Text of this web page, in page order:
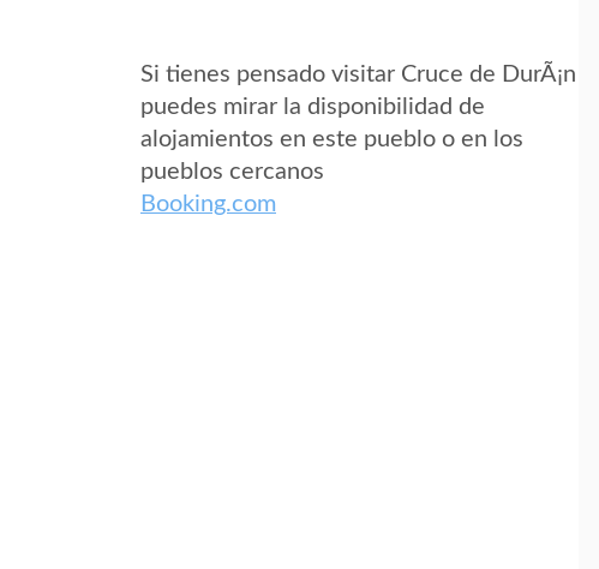
Si tienes pensado visitar Cruce de DurÃ¡n
puedes mirar la disponibilidad de
alojamientos en este pueblo o en los
pueblos cercanos
Booking.com